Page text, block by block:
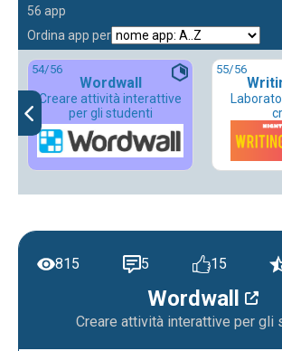
56 app
Ordina app per
54/56
Wordwall
Creare attività interattive
per gli studenti
55/56
Wordwall
Creare attività interattive per gli
815 5 15